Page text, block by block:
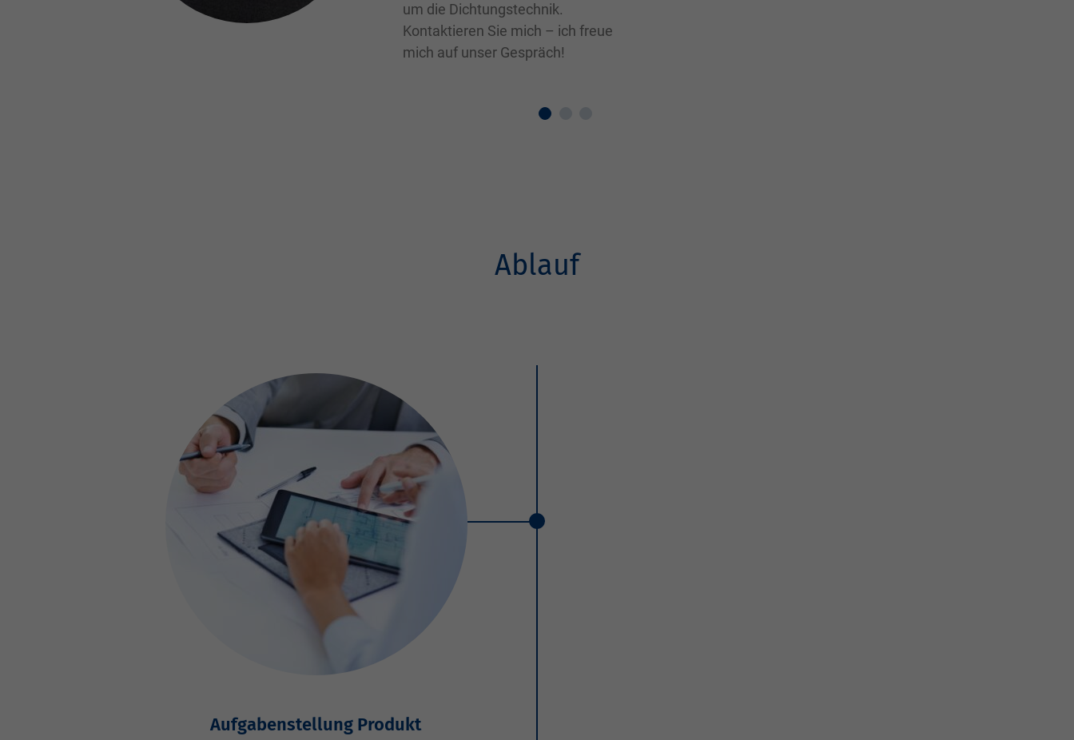
um die Dichtungstechnik.
Kontaktieren Sie mich – ich freue
mich auf unser Gespräch!
Ablauf
Aufgabenstellung Produkt